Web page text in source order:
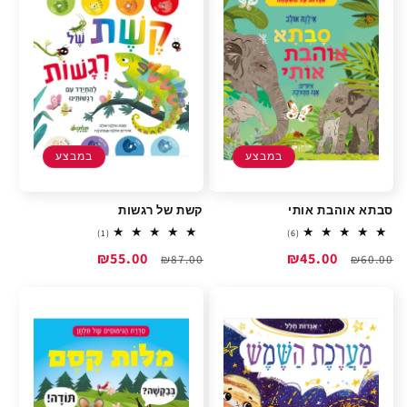
במבצע
סבתא אוהבת אותי
(6)
6
reviews
מחיר
₪60.00
מחיר
₪45.00
במבצע
קשת של רגשות
(1)
1
reviews
מחיר
₪87.00
מחיר
₪55.00